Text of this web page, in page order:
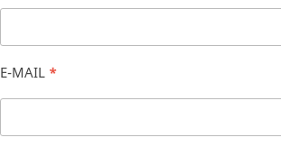
E-MAIL *